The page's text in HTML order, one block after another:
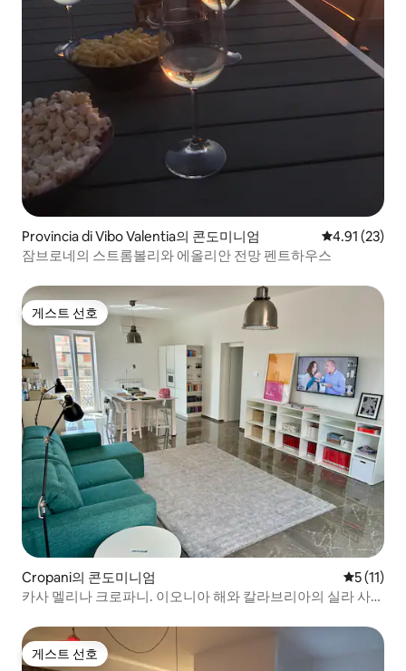
Provincia di Vibo Valentia의 콘도미니엄 평점 4.91점
4.91 (23)
잠브로네의 스트롬볼리와 에올리안 전망 펜트하우스
게스트 선호
게스트 선호
Cropani의 콘도미니엄 평점 5점
5 (11)
카사 멜리나 크로파니. 이오니아 해와 칼라브리아의 실라 사
게스트 선호
게스트 선호